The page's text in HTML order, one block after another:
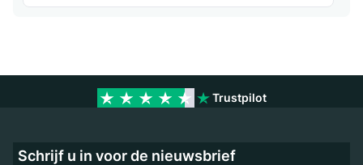
Trustpilot
Schrijf u in voor de nieuwsbrief